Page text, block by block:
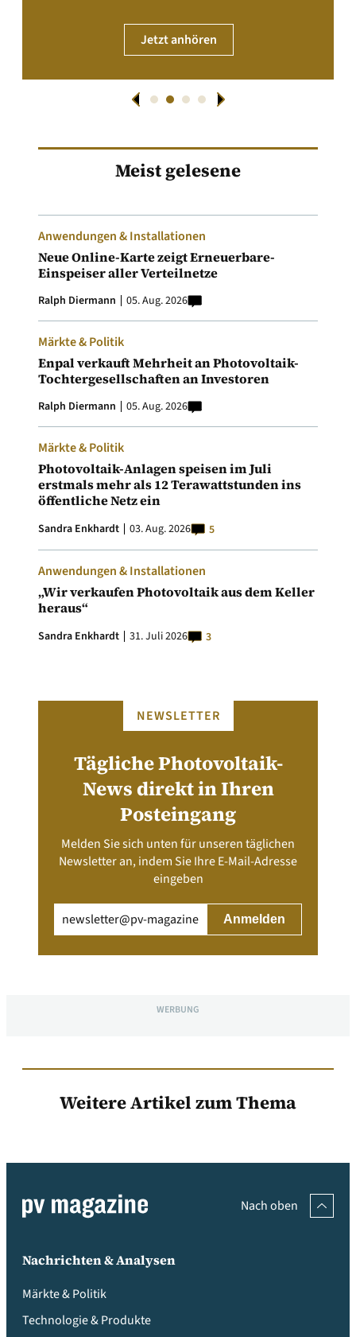
Jetzt anhören
Meist gelesene
Anwendungen & Installationen
Neue Online-Karte zeigt Erneuerbare-
Einspeiser aller Verteilnetze
Ralph Diermann 05. Aug. 2026
Märkte & Politik
Enpal verkauft Mehrheit an Photovoltaik-
Tochtergesellschaften an Investoren
Ralph Diermann 05. Aug. 2026
Märkte & Politik
Photovoltaik-Anlagen speisen im Juli
erstmals mehr als 12 Terawattstunden ins
öffentliche Netz ein
Sandra Enkhardt 03. Aug. 2026 5
Anwendungen & Installationen
„Wir verkaufen Photovoltaik aus dem Keller
heraus“
Sandra Enkhardt 31. Juli 2026 3
NEWSLETTER
Tägliche Photovoltaik-
News direkt in Ihren
Posteingang
Melden Sie sich unten für unseren täglichen
Newsletter an, indem Sie Ihre E-Mail-Adresse
eingeben
(erforderlich)
WERBUNG
Weitere Artikel zum Thema
Nach oben
Nachrichten & Analysen
Märkte & Politik
Technologie & Produkte